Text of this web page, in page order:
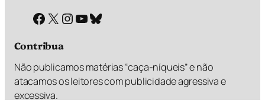
Facebook X Instagram Youtube Bluesky
Contribua
Não publicamos matérias “caça-níqueis” e não
atacamos os leitores com publicidade agressiva e
excessiva.